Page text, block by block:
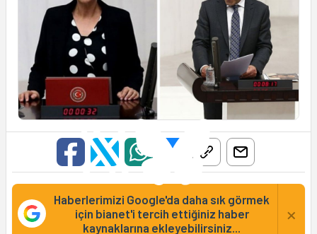
Haberlerimizi Google'da daha sık görmek
için bianet'i tercih ettiğiniz haber
kaynaklarına ekleyebilirsiniz...
×